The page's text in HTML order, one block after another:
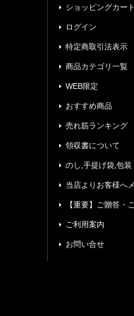
ショッピングカート
ログイン
特定商取引法表示
商品カテゴリ一覧
WEB限定
おすすめ商品
売れ筋ランキング
領収書について
のし,手提げ袋,包装
当店よりお客様へ
【重要】ご贈答・
ご利用案内
お問い合せ